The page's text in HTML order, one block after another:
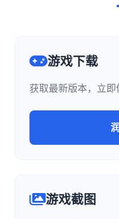
游戏下载
获取最新版本，立
游戏截图